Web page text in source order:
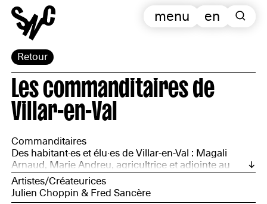
Retour
en
menu
Les commanditaires de
Villar-en-Val
Commanditaires
Des habitant·es et élu·es de Villar-en-Val : Magali
Arnaud, Marie Andreu, agricultrice et adjointe au
maire, Marie Claude Treilhou, réalisatrice, Jean-Luc
Rollot, agent de l’ONF, Anne Laurent, membre de
l’association Vill’art - et habitant·es de villages voisins :
Artistes/Créateurices
Julien Choppin & Fred Sancère